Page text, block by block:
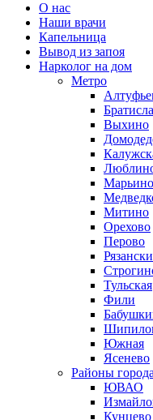
О нас
Наши врачи
Капельница
Вывод из запоя
Нарколог на дом
Метро
Выхино
Марьино
Митино
Орехово
Перово
Тульская
Фили
Южная
Ясенево
Районы города
ЮВАО
Кунцево